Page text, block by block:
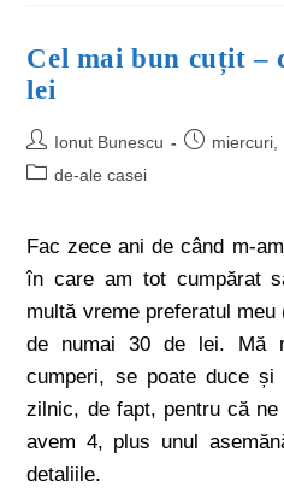
Cel mai bun cuțit –
lei
Ionut Bunescu
miercuri,
de-ale casei
Fac zece ani de când m-
în care am tot cumpărat
multă vreme preferatul
de numai 30 de lei. Mă
cumperi, se poate duce
zilnic, de fapt, pentru că
avem 4, plus unul
detaliile.